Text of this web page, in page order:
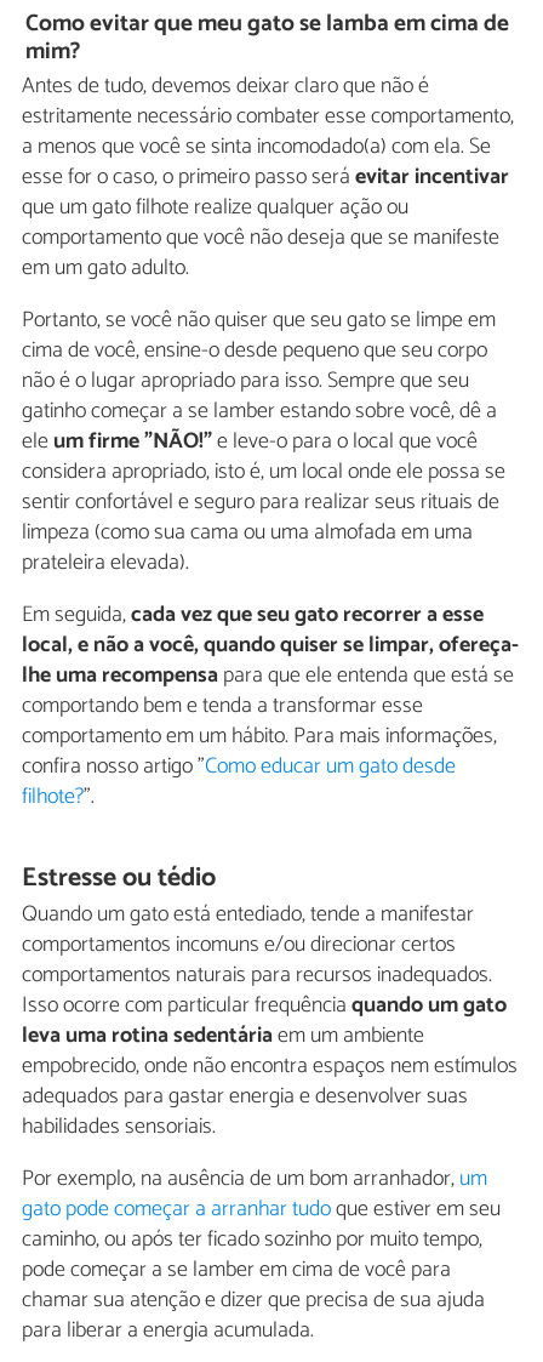
Como evitar que meu gato se lamba em cima de
mim?
Antes de tudo, devemos deixar claro que não é
estritamente necessário combater esse comportamento,
a menos que você se sinta incomodado(a) com ela. Se
esse for o caso, o primeiro passo seráevitar incentivar
que um gato filhote realize qualquer ação ou
comportamento que você não deseja que se manifeste
em um gato adulto.
Portanto, se você não quiser que seu gato se limpe em
cima de você, ensine-o desde pequeno que seu corpo
não é o lugar apropriado para isso. Sempre que seu
gatinho começar a se lamber estando sobre você, dê a
eleum firme "NÃO!"e leve-o para o local que você
considera apropriado, isto é, um local onde ele possa se
sentir confortável e seguro para realizar seus rituais de
limpeza (como sua cama ou uma almofada em uma
prateleira elevada).
Em seguida,cada vez que seu gato recorrer a esse
local, e não a você, quando quiser se limpar, ofereça-
lhe uma recompensapara que ele entenda que está se
comportando bem e tenda a transformar esse
comportamento em um hábito. Para mais informações,
confira nosso artigo "Como educar um gato desde
filhote?".
Estresse ou tédio
Quando um gato está entediado, tende a manifestar
comportamentos incomuns e/ou direcionar certos
comportamentos naturais para recursos inadequados.
Isso ocorre com particular frequênciaquando um gato
leva uma rotina sedentáriaem um ambiente
empobrecido, onde não encontra espaços nem estímulos
adequados para gastar energia e desenvolver suas
habilidades sensoriais.
Por exemplo, na ausência de um bom arranhador,um
gato pode começar a arranhar tudoque estiver em seu
caminho, ou após ter ficado sozinho por muito tempo,
pode começar a se lamber em cima de você para
chamar sua atenção e dizer que precisa de sua ajuda
para liberar a energia acumulada.